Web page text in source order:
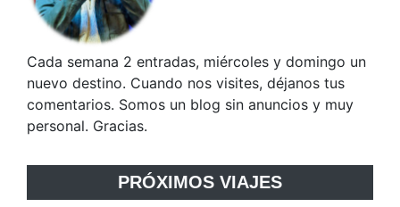
Cada semana 2 entradas, miércoles y domingo un
nuevo destino. Cuando nos visites, déjanos tus
comentarios. Somos un blog sin anuncios y muy
personal. Gracias.
PRÓXIMOS VIAJES